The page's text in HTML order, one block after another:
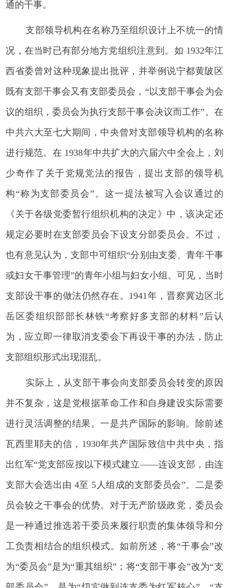
通的干事。
支部领导机构在名称乃至组织设计上不统一的情
况，在当时已有部分地方党组织注意到。如 1932年江
西省委曾对这种现象提出批评，并举例说宁都黄陂区
既有支部干事会又有支部委员会，“以支部干事会为会
议的组织，委员会为执行支部干事会决议而工作”。在
中共六大至七大期间，中央曾对支部领导机构的名称
进行规范。在 1938年中共扩大的六届六中全会上，刘
少奇作了关于党规党法的报告，提出支部的领导机
构“称为支部委员会”。这一提法被写入会议通过的
《关于各级党委暂行组织机构的决定》中，该决定还
规定必要时在支部委员会下设支分部委员会。不过，
也有意见认为，支部中可组织“分别由支委、青年干事
或妇女干事管理”的青年小组与妇女小组。可见，当时
支部设干事的做法仍然存在。1941年，晋察冀边区北
岳区委组织部部长林铁“考察好多支部的材料”后认
为，应立即一律取消支委会下再设干事的办法，防止
支部组织形式出现混乱。
实际上，从支部干事会向支部委员会转变的原因
并不复杂，这是党根据革命工作和自身建设实际需要
进行灵活调整的结果。一是共产国际的影响。除前述
瓦西里耶夫的信，1930年共产国际致信中共中央，指
出红军“党支部应按以下模式建立——连设支部，由连
支部大会选出由 4至 5人组成的支部委员会”。二是委
员会较之干事会的优势。对于无产阶级政党，委员会
是一种通过推选若干委员来履行职责的集体领导和分
工负责相结合的组织模式。如前所述，将“干事会”改
为“委员会”是为“重其组织”；将“支部干事会”改为“支